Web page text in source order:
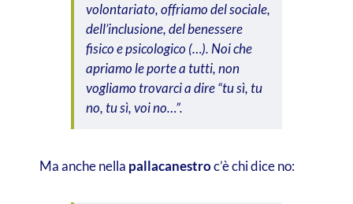
volontariato, offriamo del sociale,
dell’inclusione, del benessere
fisico e psicologico (…). Noi che
apriamo le porte a tutti, non
vogliamo trovarci a dire “tu sì, tu
no, tu sì, voi no…”.
Ma anche nella pallacanestroc’è chi dice no: